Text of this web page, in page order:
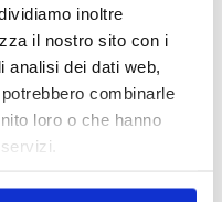
inoltre
il nostro sito con i
analisi dei dati web,
combinarle
loro o che hanno
TEN